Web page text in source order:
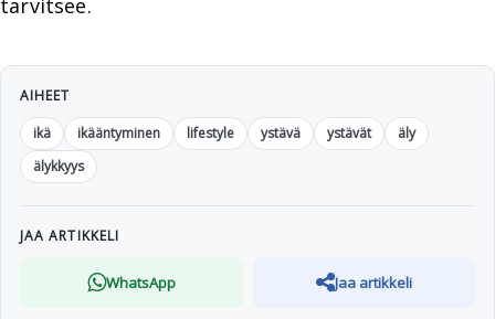
tarvitsee.
AIHEET
ikä
ikääntyminen lifestyle ystävä ystävät
äly
älykkyys
JAA ARTIKKELI
WhatsApp Jaa artikkeli